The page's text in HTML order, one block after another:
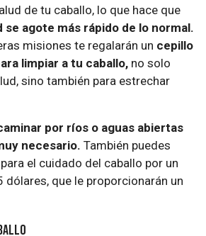
de tu caballo, lo que hace que
se agote más rápido de lo normal.
misiones te regalarán un cepillo
limpiar a tu caballo, no solo
sino también para estrechar
por ríos o aguas abiertas
necesario. También puedes
el cuidado del caballo por un
dólares, que le proporcionarán un